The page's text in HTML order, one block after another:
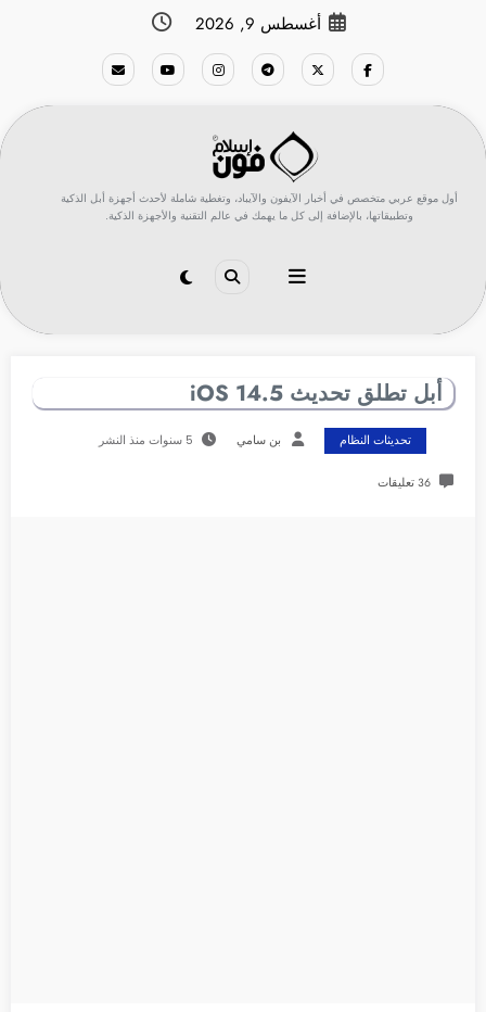
أغسطس 9, 2026
أول موقع عربي متخصص في أخبار الآيفون والآيباد، وتغطية شاملة لأحدث أجهزة أبل الذكية
وتطبيقاتها، بالإضافة إلى كل ما يهمك في عالم التقنية والأجهزة الذكية.
أبل تطلق تحديث iOS 14.5
تحديثات النظام بن سامي 5 سنوات منذ النشر
36 تعليقات